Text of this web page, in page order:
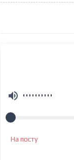
На посту